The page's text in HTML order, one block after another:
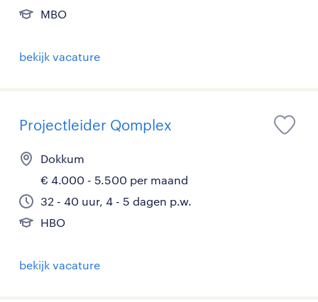
MBO
bekijk vacature
Projectleider Qomplex
Dokkum
€ 4.000 - 5.500 per maand
32 - 40 uur, 4 - 5 dagen p.w.
HBO
bekijk vacature